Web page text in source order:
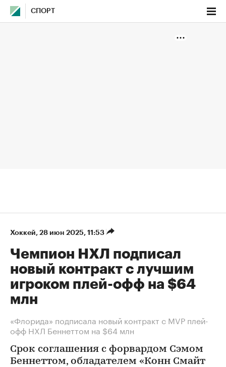
СПОРТ
Хоккей⁠, 28 июн 2025, 11:53
Чемпион НХЛ подписал
новый контракт с лучшим
игроком плей-офф на $64
млн
«Флорида» подписала новый контракт с MVP плей-
офф НХЛ Беннеттом на $64 млн
Срок соглашения с форвардом Сэмом
Беннеттом, обладателем «Конн Смайт